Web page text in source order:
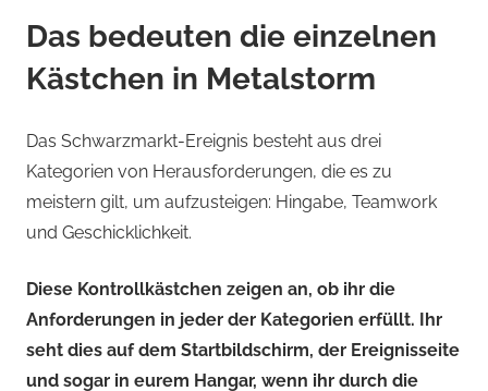
Das bedeuten die einzelnen
Kästchen in Metalstorm
Das Schwarzmarkt-Ereignis besteht aus drei
Kategorien von Herausforderungen, die es zu
meistern gilt, um aufzusteigen: Hingabe, Teamwork
und Geschicklichkeit.
Diese Kontrollkästchen zeigen an, ob ihr die
Anforderungen in jeder der Kategorien erfüllt. Ihr
seht dies auf dem Startbildschirm, der Ereignisseite
und sogar in eurem Hangar, wenn ihr durch die